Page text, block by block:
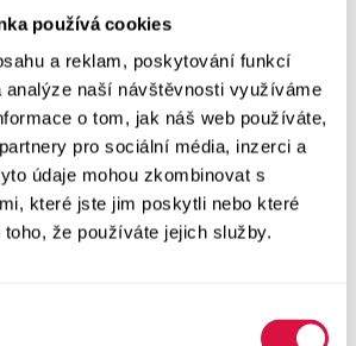
používá cookies
a reklam, poskytování funkcí
analýze naší návštěvnosti využíváme
o tom, jak náš web používáte,
pro sociální média, inzerci a
údaje mohou zkombinovat s
které jste jim poskytli nebo které
že používáte jejich služby.
Mikiny
Svetry
a sukně
v kategorii Šaty a sukně
Letní šaty